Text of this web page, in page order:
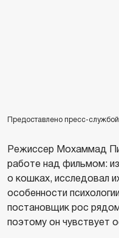
Предоставлено пресс-службой
Режиссер Мохаммад
работе над фильмом:
о кошках, исследовал
особенности
постановщик рос
поэтому он чувствует